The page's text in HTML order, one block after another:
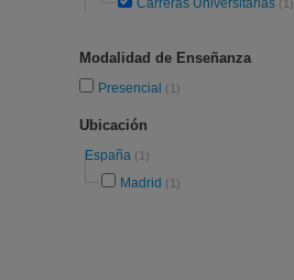
Carreras Universitarias (1)
Modalidad de Enseñanza
Presencial (1)
Ubicación
España (1)
Madrid (1)